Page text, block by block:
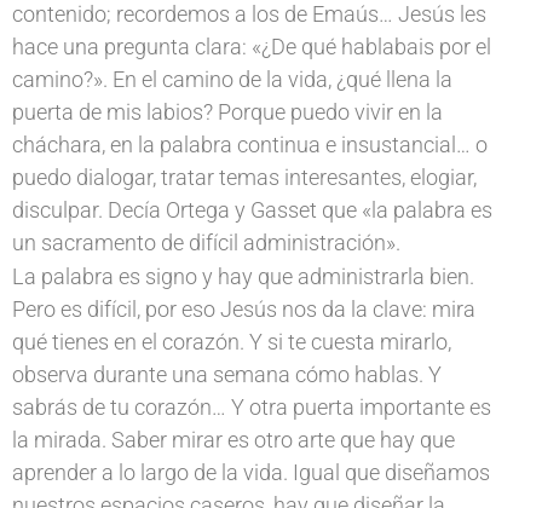
contenido; recordemos a los de Emaús… Jesús les
hace una pregunta clara: «¿De qué hablabais por el
camino?». En el camino de la vida, ¿qué llena la
puerta de mis labios? Porque puedo vivir en la
cháchara, en la palabra continua e insustancial… o
puedo dialogar, tratar temas interesantes, elogiar,
disculpar. Decía Ortega y Gasset que «la palabra es
un sacramento de difícil administración».
La palabra es signo y hay que administrarla bien.
Pero es difícil, por eso Jesús nos da la clave: mira
qué tienes en el corazón. Y si te cuesta mirarlo,
observa durante una semana cómo hablas. Y
sabrás de tu corazón… Y otra puerta importante es
la mirada. Saber mirar es otro arte que hay que
aprender a lo largo de la vida. Igual que diseñamos